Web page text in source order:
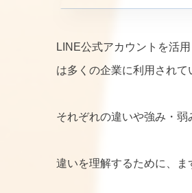
LINE公式アカウントを活
は多くの企業に利用されて
それぞれの違いや強み・弱
違いを理解するために、ま